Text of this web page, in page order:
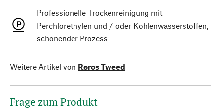
Professionelle Trockenreinigung mit
Perchlorethylen und / oder Kohlenwasserstoffen,
schonender Prozess
Weitere Artikel von Røros Tweed
Frage zum Produkt